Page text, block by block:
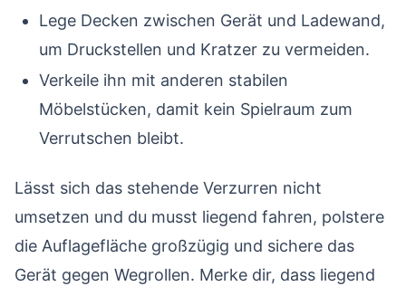
Lege Decken zwischen Gerät und Ladewand,
um Druckstellen und Kratzer zu vermeiden.
Verkeile ihn mit anderen stabilen
Möbelstücken, damit kein Spielraum zum
Verrutschen bleibt.
Lässt sich das stehende Verzurren nicht
umsetzen und du musst liegend fahren, polstere
die Auflagefläche großzügig und sichere das
Gerät gegen Wegrollen. Merke dir, dass liegend